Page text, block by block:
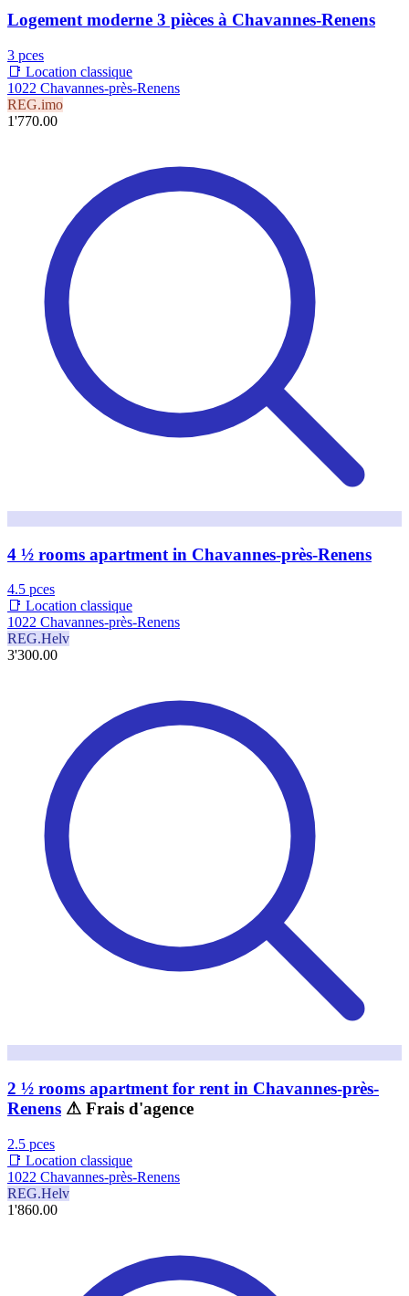
Logement moderne 3 pièces à Chavannes-Renens
3 pces
📑 Location classique
1022 Chavannes-près-Renens
REG.imo
1'770.00
4 ½ rooms apartment in Chavannes-près-Renens
4.5 pces
📑 Location classique
1022 Chavannes-près-Renens
REG.Helv
3'300.00
2 ½ rooms apartment for rent in Chavannes-près-
Renens ⚠ Frais d'agence
2.5 pces
📑 Location classique
1022 Chavannes-près-Renens
REG.Helv
1'860.00